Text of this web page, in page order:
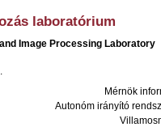
laboratórium
Image Processing Laboratory
Mérnök
Autonóm irányító